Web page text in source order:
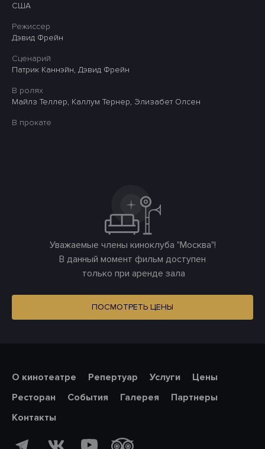
Уважаемые члены киноклуба "Москва"!
В данный момент фильм доступен
только при аренде зала
ПОСМОТРЕТЬ ЦЕНЫ
США
Режиссер
Дэвид Фрейн
Сценарий
Патрик Каннэйн, Дэвид Фрейн
В ролях
Майлз Теллер, Каллум Тернер, Элизабет Олсен
В прокате
О кинотеатре Репертуар Услуги
Цены
Ресторан
События Галерея
Партнеры
Контакты